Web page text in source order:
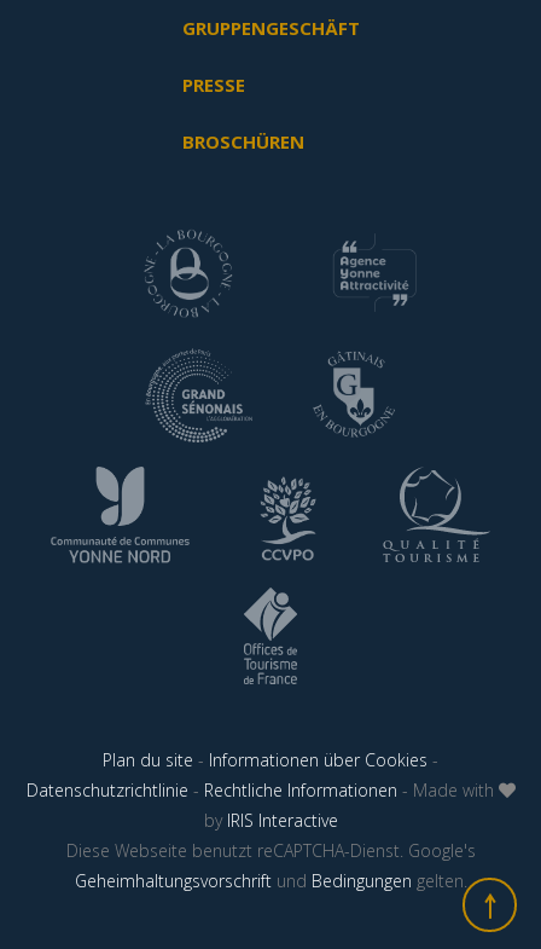
GRUPPENGESCHÄFT
PRESSE
BROSCHÜREN
Plan du site - Informationen über Cookies -
Datenschutzrichtlinie - Rechtliche Informationen - Made with
by IRIS Interactive
Diese Webseite benutzt reCAPTCHA-Dienst. Google's
Geheimhaltungsvorschriftund Bedingungen gelten.